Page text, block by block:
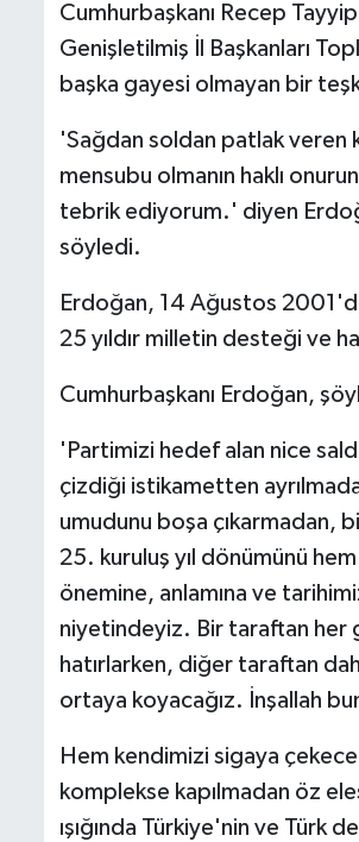
Cumhurbaşkanı Recep
Genişletilmiş İl Başkanları
başka gayesi olmayan bir
'Sağdan soldan patlak veren
mensubu olmanın haklı
tebrik ediyorum.' diyen
söyledi.
Erdoğan, 14 Ağustos
25 yıldır milletin desteği ve
Cumhurbaşkanı Erdoğan,
'Partimizi hedef alan nice
çizdiği istikametten
umudunu boşa çıkarmadan,
25. kuruluş yıl dönümünü
önemine, anlamına ve
niyetindeyiz. Bir taraftan her
hatırlarken, diğer taraftan
ortaya koyacağız. İnşallah
Hem kendimizi sigaya
komplekse kapılmadan öz
ışığında Türkiye'nin ve Türk